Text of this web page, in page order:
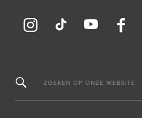
ZOEKEN OP ONZE WEBSITE